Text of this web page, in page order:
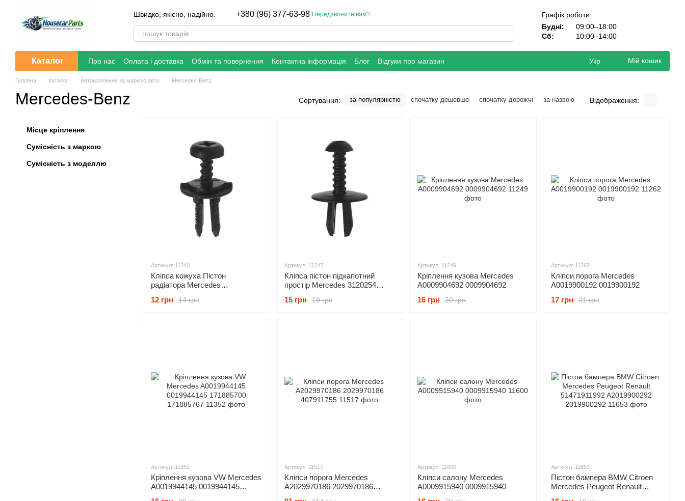
Швидко, якісно, надійно.
+380 (96) 377-63-98 Передзвонити вам?
Графік роботи:
Будні:
09:00–18:00
Сб:
10:00–14:00
Каталог Про нас Оплата і доставка Обмін та повернення Контактна інформація Блог Відгуки про магазин Укр Мій кошик
Головна Каталог Автокріплення за маркою авто Mercedes-Benz
Mercedes-Benz Сортування: за популярністю спочатку дешевше спочатку дорожчі за назвою Відображення:
Артикул: 11240
Кліпса кожуха Пістон
радіатора Mercedes
14 грн
12 грн
Артикул: 11247
Кліпса пістон підкапотний
простір Mercedes 3120254
19 грн
15 грн
Артикул: 11249
Кріплення кузова Mercedes
A0009904692 0009904692
20 грн
16 грн
Артикул: 11262
Кліпси порога Mercedes
A0019900192 0019900192
21 грн
17 грн
Артикул: 11352
Кріплення кузова VW Mercedes
A0019944145 0019944145
Артикул: 11517
Кліпси порога Mercedes
A2029970186 2029970186
Артикул: 11600
Кліпси салону Mercedes
A0009915940 0009915940
Артикул: 11653
Пістон бампера BMW Citroen
Mercedes Peugeot Renault
Місце кріплення
Сумісність з маркою
Сумісність з моделлю